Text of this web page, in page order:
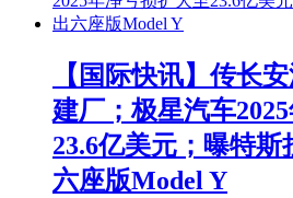
【国际快讯】传长
建厂；极星汽车
23.6亿美元；曝特斯
六座版Model Y